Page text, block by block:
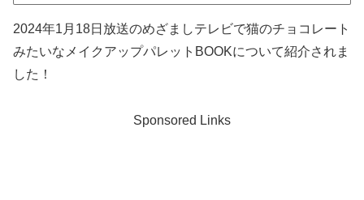
2024年1月18日放送のめざましテレビで猫のチョコレート
みたいなメイクアップパレットBOOKについて紹介されま
した！
Sponsored Links